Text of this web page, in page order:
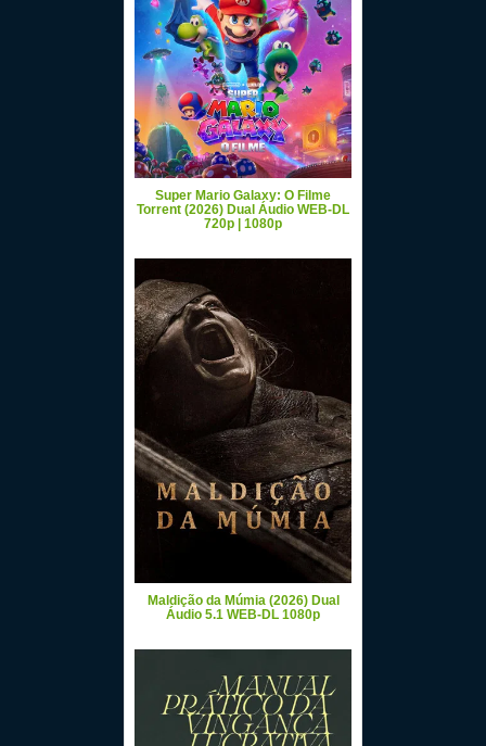
Super Mario Galaxy: O Filme
Torrent (2026) Dual Áudio WEB-DL
720p | 1080p
Maldição da Múmia (2026) Dual
Áudio 5.1 WEB-DL 1080p